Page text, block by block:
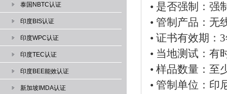
泰国NBTC认证
印度BIS认证
印度WPC认证
印度TEC认证
印度BEE能效认证
新加坡IMDA认证
• 是否强制：强
• 管制产品：无
• 证书有效期：
• 当地测试：有
• 样品数量：至
• 管制单位：印